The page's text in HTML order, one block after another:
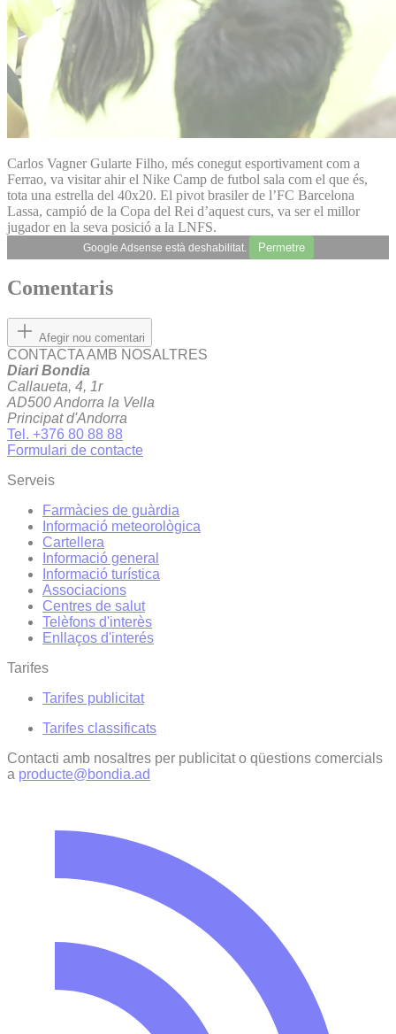
Carlos Vagner Gularte Filho, més conegut esportivament com a
Ferrao, va visitar ahir el Nike Camp de futbol sala com el que és,
tota una estrella del 40x20. El pivot brasiler de l’FC Barcelona
Lassa, campió de la Copa del Rei d’aquest curs, va ser el millor
jugador en la seva posició a la LNFS.
Google Adsense està deshabilitat. Permetre
Comentaris
Afegir nou comentari
CONTACTA AMB NOSALTRES
Diari Bondia
Callaueta, 4, 1r
AD500 Andorra la Vella
Principat d'Andorra
Tel. +376 80 88 88
Formulari de contacte
Serveis
Farmàcies de guàrdia
Informació meteorològica
Cartellera
Informació general
Informació turística
Associacions
Centres de salut
Telèfons d'interès
Enllaços d'interés
Tarifes
Tarifes publicitat
Tarifes classificats
Contacti amb nosaltres per publicitat o qüestions comercials
a producte@bondia.ad